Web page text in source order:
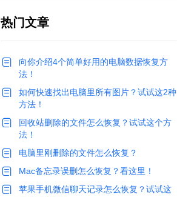
热门文章
向你介绍4个简单好用的电脑数据恢复方
法！
如何快速找出电脑里所有图片？试试这2种
方法！
回收站删除的文件怎么恢复？试试这个方
法！
电脑里刚删除的文件怎么恢复？
Mac备忘录误删怎么恢复？看这里！
苹果手机微信聊天记录怎么恢复？试试这